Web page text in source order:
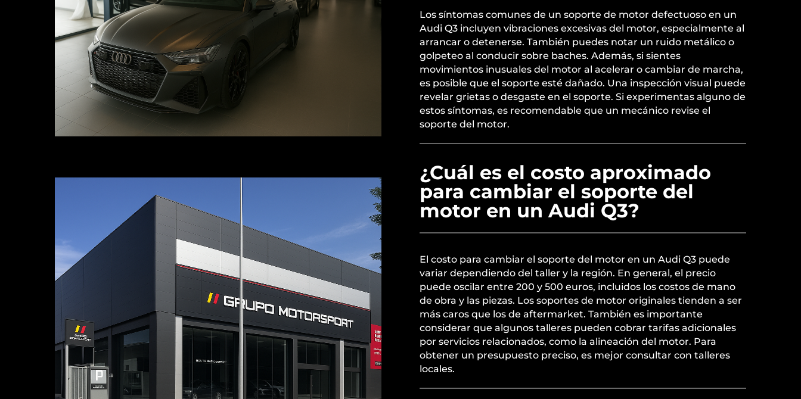
Los síntomas comunes de un soporte de motor defectuoso en un
Audi Q3 incluyen vibraciones excesivas del motor, especialmente al
arrancar o detenerse. También puedes notar un ruido metálico o
golpeteo al conducir sobre baches. Además, si sientes
movimientos inusuales del motor al acelerar o cambiar de marcha,
es posible que el soporte esté dañado. Una inspección visual puede
revelar grietas o desgaste en el soporte. Si experimentas alguno de
estos síntomas, es recomendable que un mecánico revise el
soporte del motor.
¿Cuál es el costo aproximado
para cambiar el soporte del
motor en un Audi Q3?
El costo para cambiar el soporte del motor en un Audi Q3 puede
variar dependiendo del taller y la región. En general, el precio
puede oscilar entre 200 y 500 euros, incluidos los costos de mano
de obra y las piezas. Los soportes de motor originales tienden a ser
más caros que los de aftermarket. También es importante
considerar que algunos talleres pueden cobrar tarifas adicionales
por servicios relacionados, como la alineación del motor. Para
obtener un presupuesto preciso, es mejor consultar con talleres
locales.